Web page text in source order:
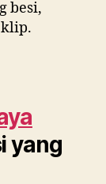
besi,
klip.
yang